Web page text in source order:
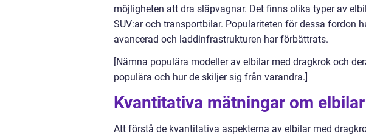
möjligheten att dra släpvagnar. Det finns olika typer av
SUV:ar och transportbilar. Populariteten för dessa fordon
avancerad och laddinfrastrukturen har förbättrats.
[Nämna populära modeller av elbilar med dragkrok och
populära och hur de skiljer sig från varandra.]
Kvantitativa mätningar om
Att förstå de kvantitativa aspekterna av elbilar med